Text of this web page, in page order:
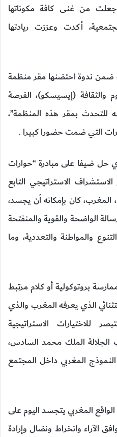
جعلت من غنى كافة مكوناتها
أكدت وعززت ريادتها
ضمن ندوة احتضنها مقر منظمة
والثقافة (إيسيسكو)، الفرصة
للتحدث بمقر هذه المنظمة”،
التي ضمت حضورا كبيرا .
حل ضيفا على مبادرة “حوارات
الاستراتيجي التابع
كان بإمكانه أن يجسد،
الواضحة والقوية والمنفتحة
والمواطنة والتعددية، وما
بروتوكولية أو كلام مرتبط
الذي يعرفه المغرب والذي
للاختيارات الاستراتيجية
الجلالة الملك محمد السادس،
المغربي داخل المجتمع
المغربي يتجسد اليوم على
الآراء وانخراط ونضال وإرادة